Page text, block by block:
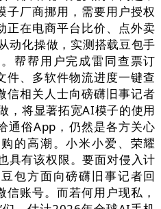
子厂商挪用，需要用户授权
正在电商平台比价、点外卖
动化操做，实测搭载豆包手
帮帮用户完成雷同查票订
件、多软件物流进度一键查
信相关人士向磅礴旧事记者
，将显著拓宽AI模子的使用
通俗App，仍然是各方关心
的高潮。小米小爱、荣耀
具有该权限。要面对侵入计
包方面向磅礴旧事记者回
账号。而若何用户现私，